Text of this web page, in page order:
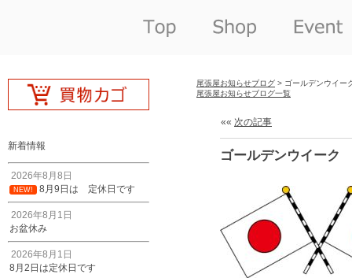
新着情報
2026年8月8日
NEW! 8月9日は 定休日です
2026年8月1日
お盆休み
2026年8月1日
8月2日は定休日です
尾張屋お知らせブログ > ゴールデンウイー
尾張屋お知らせブログ一覧
«« 次の記事
ゴールデンウイーク